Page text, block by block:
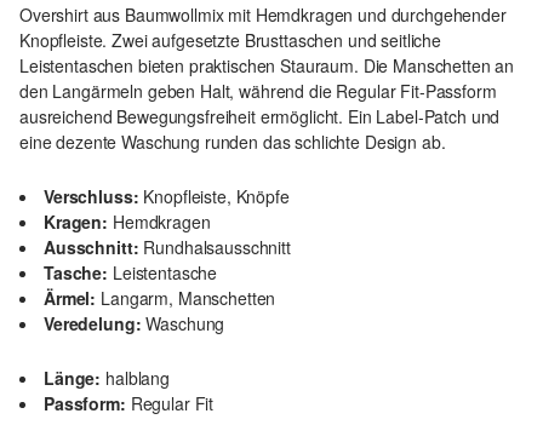
Overshirt aus Baumwollmix mit Hemdkragen und durchgehender
Knopfleiste. Zwei aufgesetzte Brusttaschen und seitliche
Leistentaschen bieten praktischen Stauraum. Die Manschetten an
den Langärmeln geben Halt, während die Regular Fit-Passform
ausreichend Bewegungsfreiheit ermöglicht. Ein Label-Patch und
eine dezente Waschung runden das schlichte Design ab.
Verschluss: Knopfleiste, Knöpfe
Kragen: Hemdkragen
Ausschnitt: Rundhalsausschnitt
Tasche: Leistentasche
Ärmel: Langarm, Manschetten
Veredelung: Waschung
Länge: halblang
Passform: Regular Fit